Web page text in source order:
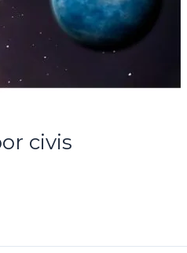
civis